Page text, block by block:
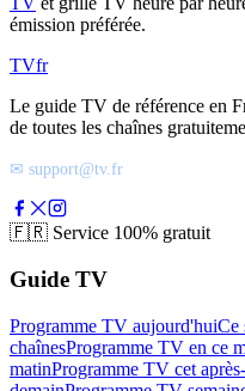
émission préférée.
TVfr
Le guide TV de référence en
de toutes les chaînes
✉ support@tv.fr
🇫🇷 Service 100% gratuit
Guide TV
Programme TV aujourd'huiCe
chaînesProgramme TV en ce
matinProgramme TV cet